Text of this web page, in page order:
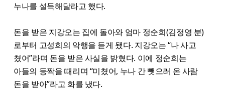
누나를 설득해달라고 했다.
돈을 받은 지강오는 집에 돌아와 엄마 정순희(김정영 분)
로부터 고성희의 악행을 듣게 됐다. 지강오는 “나 사고
쳤어”라며 돈을 받은 사실을 밝혔다. 이에 정순희는
아들의 등짝을 때리며 “미쳤어, 누나 간 뺏으러 온 사람
돈을 받아”라고 화를 냈다.